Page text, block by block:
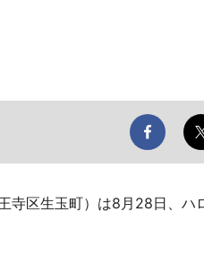
寺区生玉町）は8月28日、ハ